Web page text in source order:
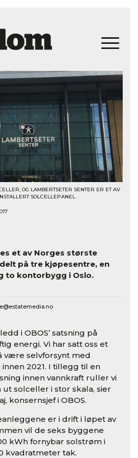
OG LAMBERTSETER SENTER ER ET AV
SOLCELLEPANEL.
et av Norges største
på tre kjøpesentre, en
to kontorbygg i Oslo.
i OBOS’ satsning på
energi. Vi har satt oss et
være selvforsynt med
2021. I tillegg til en
innen vannkraft ruller vi
solceller i stor skala, sier
konsernsjef i OBOS.
er i drift i løpet av
vil de seks byggene
kWh fornybar solstrøm i
kvadratmeter tak.